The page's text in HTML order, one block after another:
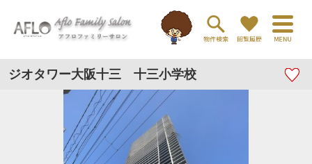
ジオタワー大阪十三 十三小学校